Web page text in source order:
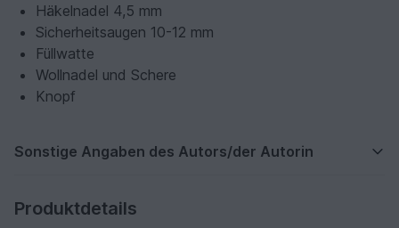
Häkelnadel 4,5 mm
Sicherheitsaugen 10-12 mm
Füllwatte
Wollnadel und Schere
Knopf
Sonstige Angaben des Autors/der Autorin
Produktdetails